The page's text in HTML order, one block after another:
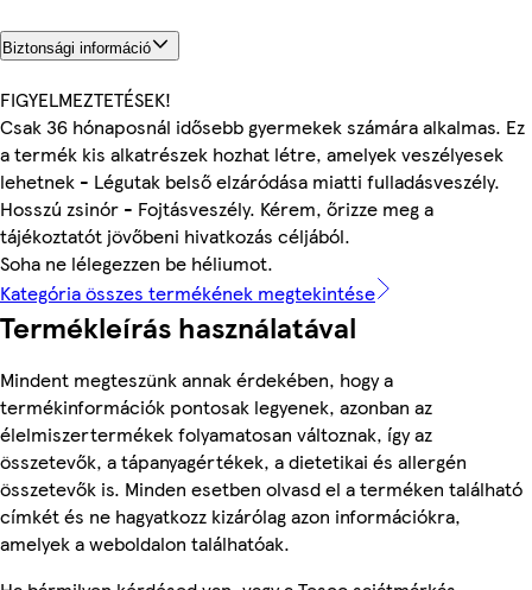
Biztonsági információ
FIGYELMEZTETÉSEK!
Csak 36 hónaposnál idősebb gyermekek számára alkalmas. Ez
a termék kis alkatrészek hozhat létre, amelyek veszélyesek
lehetnek - Légutak belső elzáródása miatti fulladásveszély.
Hosszú zsinór - Fojtásveszély. Kérem, őrizze meg a
tájékoztatót jövőbeni hivatkozás céljából.
Soha ne lélegezzen be héliumot.
Kategória összes termékének megtekintése
Termékleírás használatával
Mindent megteszünk annak érdekében, hogy a
termékinformációk pontosak legyenek, azonban az
élelmiszertermékek folyamatosan változnak, így az
összetevők, a tápanyagértékek, a dietetikai és allergén
összetevők is. Minden esetben olvasd el a terméken található
címkét és ne hagyatkozz kizárólag azon információkra,
amelyek a weboldalon találhatóak.